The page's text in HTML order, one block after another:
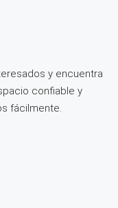
y encuentra
confiable y
fácilmente.